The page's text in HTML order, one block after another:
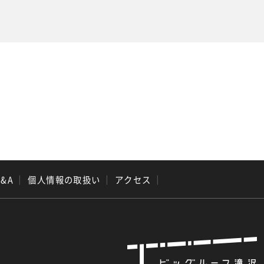
｜ 個人情報の取扱い ｜ アクセス ｜